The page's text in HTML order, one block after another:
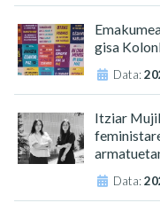
gisa
Data:
Itziar
Data: